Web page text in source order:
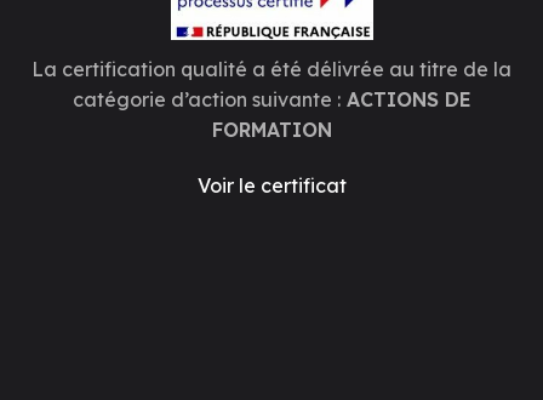
La certification qualité a été délivrée au titre de la
catégorie d’action suivante :ACTIONS DE
FORMATION
Voir le certificat